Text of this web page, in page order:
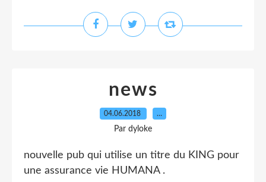
news
04.06.2018 …
Par dyloke
nouvelle pub qui utilise un titre du KING pour
une assurance vie HUMANA .